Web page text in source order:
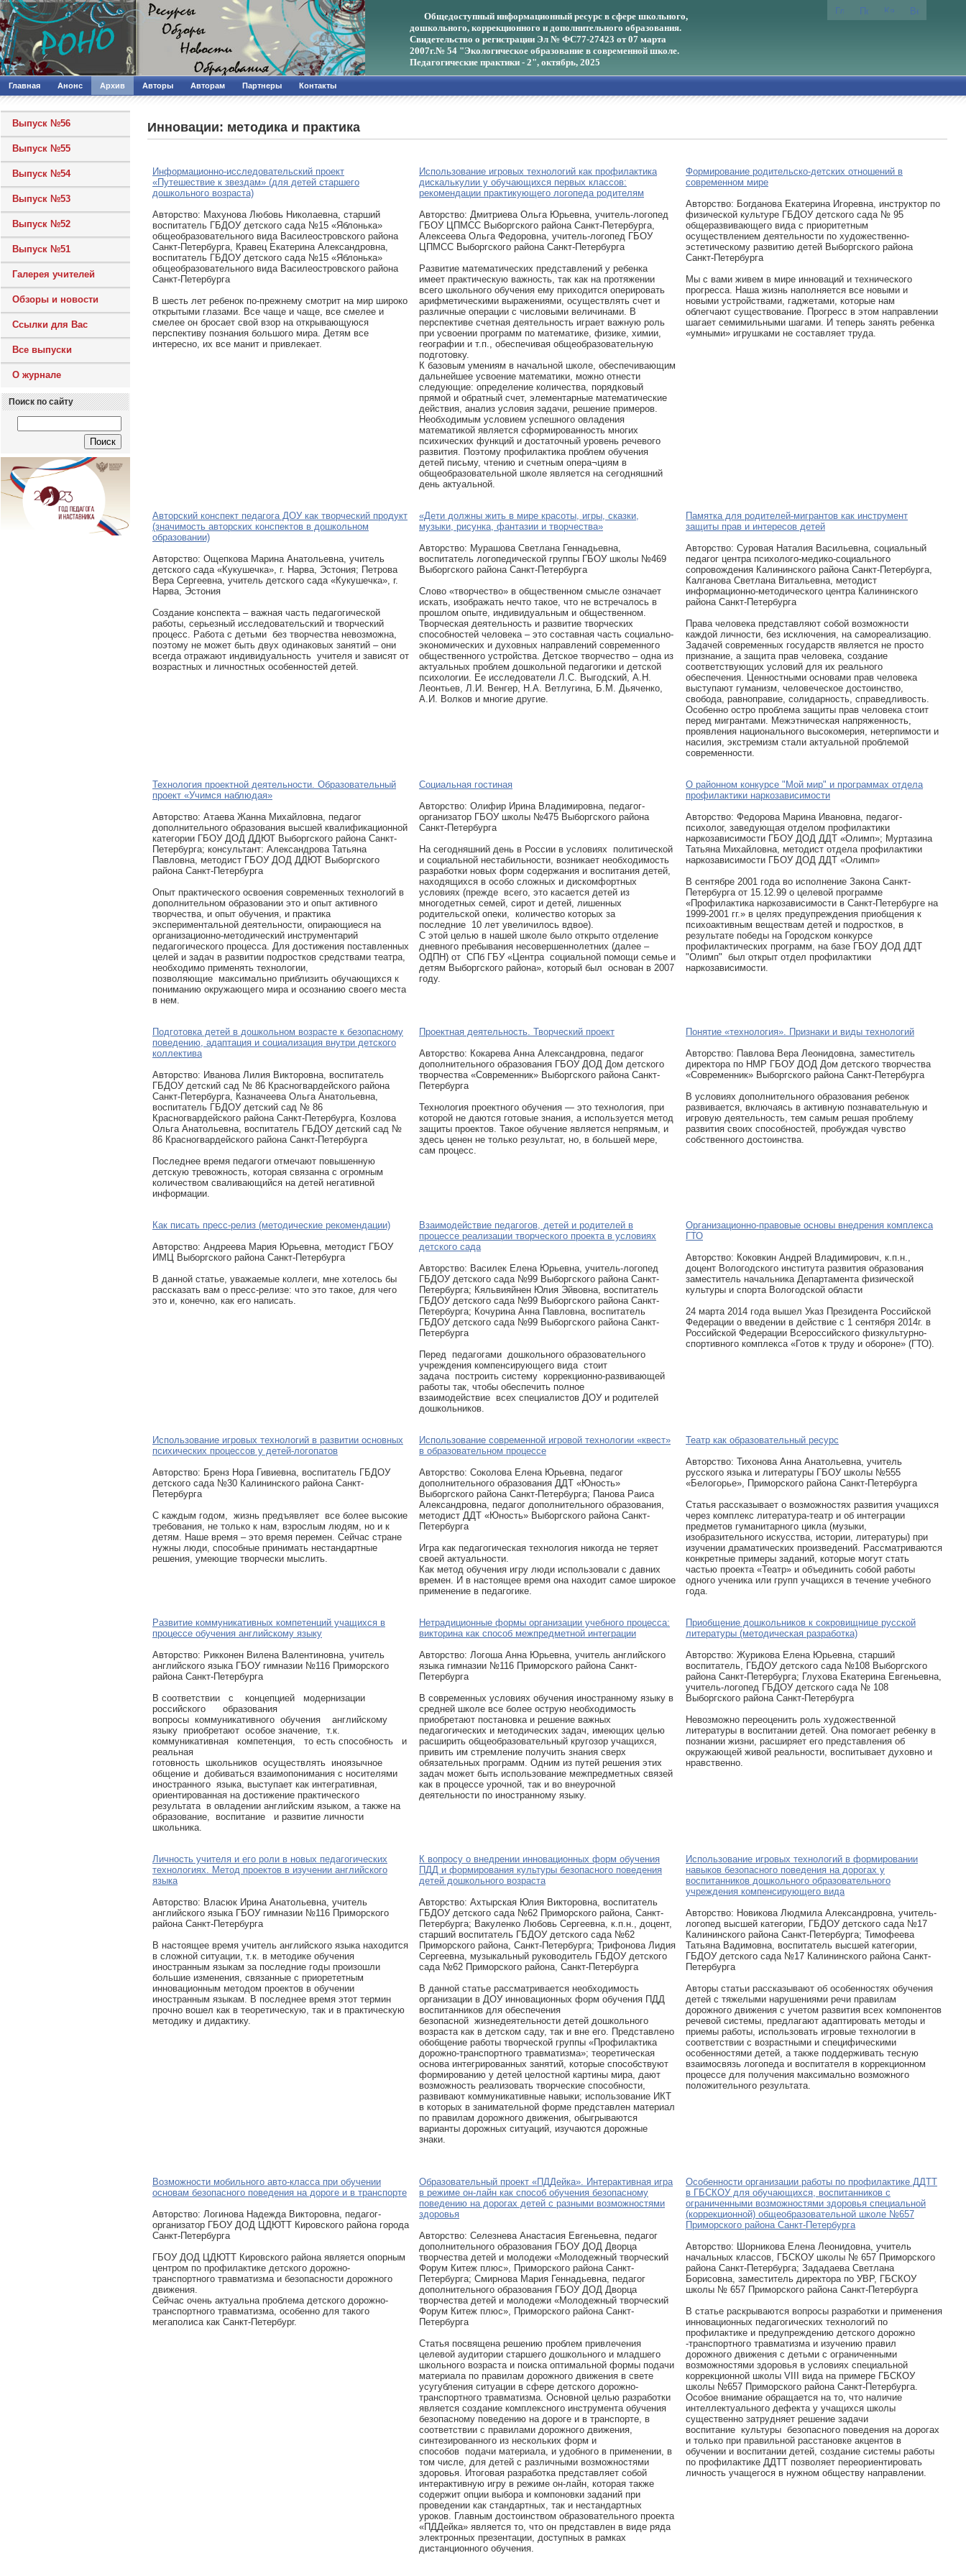
Общедоступный информационный ресурс в сфере школьного,
дошкольного, коррекционного и дополнительного образования.
Свидетельство о регистрации Эл № ФС77-27423 от 07 марта
2007г.№ 54 "Экологическое образование в современной школе.
Педагогические практики - 2", октябрь, 2025
Главная Анонс Архив Авторы Авторам Партнеры Контакты
Выпуск №56
Выпуск №55
Выпуск №54
Выпуск №53
Выпуск №52
Выпуск №51
Галерея учителей
Обзоры и новости
Ссылки для Вас
Все выпуски
О журнале
Поиск по сайту
Инновации: методика и практика
Информационно-исследовательский проект
«Путешествие к звездам» (для детей старшего
дошкольного возраста)
Авторcтво: Махунова Любовь Николаевна, старший
воспитатель ГБДОУ детского сада №15 «Яблонька»
общеобразовательного вида Василеостровского района
Санкт-Петербурга, Кравец Екатерина Александровна,
воспитатель ГБДОУ детского сада №15 «Яблонька»
общеобразовательного вида Василеостровского района
Санкт-Петербурга
В шесть лет ребенок по-прежнему смотрит на мир широко
открытыми глазами. Все чаще и чаще, все смелее и
смелее он бросает свой взор на открывающуюся
перспективу познания большого мира. Детям все
интересно, их все манит и привлекает.
Использование игровых технологий как профилактика
дискалькулии у обучающихся первых классов:
рекомендации практикующего логопеда родителям
Авторcтво: Дмитриева Ольга Юрьевна, учитель-логопед
ГБОУ ЦПМСС Выборгского района Санкт-Петербурга,
Алексеева Ольга Федоровна, учитель-логопед ГБОУ
ЦПМСС Выборгского района Санкт-Петербурга
Развитие математических представлений у ребенка
имеет практическую важность, так как на протяжении
всего школьного обучения ему приходится оперировать
арифметическими выражениями, осуществлять счет и
различные операции с числовыми величинами. В
перспективе счетная деятельность играет важную роль
при усвоении программ по математике, физике, химии,
географии и т.п., обеспечивая общеобразовательную
подготовку.
К базовым умениям в начальной школе, обеспечивающим
дальнейшее усвоение математики, можно отнести
следующие: определение количества, порядковый
прямой и обратный счет, элементарные математические
действия, анализ условия задачи, решение примеров.
Необходимым условием успешного овладения
математикой является сформированность многих
психических функций и достаточный уровень речевого
развития. Поэтому профилактика проблем обучения
детей письму, чтению и счетным опера¬циям в
общеобразовательной школе является на сегодняшний
день актуальной.
Формирование родительско-детских отношений в
современном мире
Авторcтво: Богданова Екатерина Игоревна, инструктор по
физической культуре ГБДОУ детского сада № 95
общеразвивающего вида с приоритетным
осуществлением деятельности по художественно-
эстетическому развитию детей Выборгского района
Санкт-Петербурга
Мы с вами живем в мире инноваций и технического
прогресса. Наша жизнь наполняется все новыми и
новыми устройствами, гаджетами, которые нам
облегчают существование. Прогресс в этом направлении
шагает семимильными шагами. И теперь занять ребенка
«умными» игрушками не составляет труда.
Авторский конспект педагога ДОУ как творческий продукт
(значимость авторских конспектов в дошкольном
образовании)
Авторcтво: Ощепкова Марина Анатольевна, учитель
детского сада «Кукушечка», г. Нарва, Эстония; Петрова
Вера Сергеевна, учитель детского сада «Кукушечка», г.
Нарва, Эстония
Создание конспекта – важная часть педагогической
работы, серьезный исследовательский и творческий
процесс. Работа с детьми без творчества невозможна,
поэтому не может быть двух одинаковых занятий – они
всегда отражают индивидуальность учителя и зависят от
возрастных и личностных особенностей детей.
«Дети должны жить в мире красоты, игры, сказки,
музыки, рисунка, фантазии и творчества»
Авторcтво: Мурашова Светлана Геннадьевна,
воспитатель логопедической группы ГБОУ школы №469
Выборгского района Санкт-Петербурга
Слово «творчество» в общественном смысле означает
искать, изображать нечто такое, что не встречалось в
прошлом опыте, индивидуальным и общественном.
Творческая деятельность и развитие творческих
способностей человека – это составная часть социально-
экономических и духовных направлений современного
общественного устройства. Детское творчество – одна из
актуальных проблем дошкольной педагогики и детской
психологии. Ее исследователи Л.С. Выгодский, А.Н.
Леонтьев, Л.И. Венгер, Н.А. Ветлугина, Б.М. Дьяченко,
А.И. Волков и многие другие.
Памятка для родителей-мигрантов как инструмент
защиты прав и интересов детей
Авторcтво: Суровая Наталия Васильевна, социальный
педагог центра психолого-медико-социального
сопровождения Калининского района Санкт-Петербурга,
Калганова Светлана Витальевна, методист
информационно-методического центра Калининского
района Санкт-Петербурга
Права человека представляют собой возможности
каждой личности, без исключения, на самореализацию.
Задачей современных государств является не просто
признание, а защита прав человека, создание
соответствующих условий для их реального
обеспечения. Ценностными основами прав человека
выступают гуманизм, человеческое достоинство,
свобода, равноправие, солидарность, справедливость.
Особенно остро проблема защиты прав человека стоит
перед мигрантами. Межэтническая напряженность,
проявления национального высокомерия, нетерпимости и
насилия, экстремизм стали актуальной проблемой
современности.
Технология проектной деятельности. Образовательный
проект «Учимся наблюдая»
Авторcтво: Атаева Жанна Михайловна, педагог
дополнительного образования высшей квалификационной
категории ГБОУ ДОД ДДЮТ Выборгского района Санкт-
Петербурга; консультант: Александрова Татьяна
Павловна, методист ГБОУ ДОД ДДЮТ Выборгского
района Санкт-Петербурга
Опыт практического освоения современных технологий в
дополнительном образовании это и опыт активного
творчества, и опыт обучения, и практика
экспериментальной деятельности, опирающиеся на
организационно-методический инструментарий
педагогического процесса. Для достижения поставленных
целей и задач в развитии подростков средствами театра,
необходимо применять технологии,
позволяющие максимально приблизить обучающихся к
пониманию окружающего мира и осознанию своего места
в нем.
Социальная гостиная
Авторcтво: Олифир Ирина Владимировна, педагог-
организатор ГБОУ школы №475 Выборгского района
Санкт-Петербурга
На сегодняшний день в России в условиях политической
и социальной нестабильности, возникает необходимость
разработки новых форм содержания и воспитания детей,
находящихся в особо сложных и дискомфортных
условиях (прежде всего, это касается детей из
многодетных семей, сирот и детей, лишенных
родительской опеки, количество которых за
последние 10 лет увеличилось вдвое).
С этой целью в нашей школе было открыто отделение
дневного пребывания несовершеннолетних (далее –
ОДПН) от СПб ГБУ «Центра социальной помощи семье и
детям Выборгского района», который был основан в 2007
году.
О районном конкурсе "Мой мир" и программах отдела
профилактики наркозависимости
Авторcтво: Федорова Марина Ивановна, педагог-
психолог, заведующая отделом профилактики
наркозависимости ГБОУ ДОД ДДТ «Олимп»; Муртазина
Татьяна Михайловна, методист отдела профилактики
наркозависимости ГБОУ ДОД ДДТ «Олимп»
В сентябре 2001 года во исполнение Закона Санкт-
Петербурга от 15.12.99 о целевой программе
«Профилактика наркозависимости в Санкт-Петербурге на
1999-2001 гг.» в целях предупреждения приобщения к
психоактивным веществам детей и подростков, в
результате победы на Городском конкурсе
профилактических программ, на базе ГБОУ ДОД ДДТ
"Олимп" был открыт отдел профилактики
наркозависимости.
Подготовка детей в дошкольном возрасте к безопасному
поведению, адаптация и социализация внутри детского
коллектива
Авторcтво: Иванова Лилия Викторовна, воспитатель
ГБДОУ детский сад № 86 Красногвардейского района
Санкт-Петербурга, Казначеева Ольга Анатольевна,
воспитатель ГБДОУ детский сад № 86
Красногвардейского района Санкт-Петербурга, Козлова
Ольга Анатольевна, воспитатель ГБДОУ детский сад №
86 Красногвардейского района Санкт-Петербурга
Последнее время педагоги отмечают повышенную
детскую тревожность, которая связанна с огромным
количеством сваливающийся на детей негативной
информации.
Проектная деятельность. Творческий проект
Авторcтво: Кокарева Анна Александровна, педагог
дополнительного образования ГБОУ ДОД Дом детского
творчества «Современник» Выборгского района Санкт-
Петербурга
Технология проектного обучения — это технология, при
которой не даются готовые знания, а используется метод
защиты проектов. Такое обучение является непрямым, и
здесь ценен не только результат, но, в большей мере,
сам процесс.
Понятие «технология». Признаки и виды технологий
Авторcтво: Павлова Вера Леонидовна, заместитель
директора по НМР ГБОУ ДОД Дом детского творчества
«Современник» Выборгского района Санкт-Петербурга
В условиях дополнительного образования ребенок
развивается, включаясь в активную познавательную и
игровую деятельность, тем самым решая проблему
развития своих способностей, пробуждая чувство
собственного достоинства.
Как писать пресс-релиз (методические рекомендации)
Авторcтво: Андреева Мария Юрьевна, методист ГБОУ
ИМЦ Выборгского района Санкт-Петербурга
В данной статье, уважаемые коллеги, мне хотелось бы
рассказать вам о пресс-релизе: что это такое, для чего
это и, конечно, как его написать.
Взаимодействие педагогов, детей и родителей в
процессе реализации творческого проекта в условиях
детского сада
Авторcтво: Василек Елена Юрьевна, учитель-логопед
ГБДОУ детского сада №99 Выборгского района Санкт-
Петербурга; Кяльвияйнен Юлия Эйвовна, воспитатель
ГБДОУ детского сада №99 Выборгского района Санкт-
Петербурга; Кочурина Анна Павловна, воспитатель
ГБДОУ детского сада №99 Выборгского района Санкт-
Петербурга
Перед педагогами дошкольного образовательного
учреждения компенсирующего вида стоит
задача построить систему коррекционно-развивающей
работы так, чтобы обеспечить полное
взаимодействие всех специалистов ДОУ и родителей
дошкольников.
Организационно-правовые основы внедрения комплекса
ГТО
Авторcтво: Коковкин Андрей Владимирович, к.п.н.,
доцент Вологодского института развития образования
заместитель начальника Департамента физической
культуры и спорта Вологодской области
24 марта 2014 года вышел Указ Президента Российской
Федерации о введении в действие с 1 сентября 2014г. в
Российской Федерации Всероссийского физкультурно-
спортивного комплекса «Готов к труду и обороне» (ГТО).
Использование игровых технологий в развитии основных
психических процессов у детей-логопатов
Авторcтво: Бренз Нора Гивиевна, воспитатель ГБДОУ
детского сада №30 Калининского района Санкт-
Петербурга
С каждым годом, жизнь предъявляет все более высокие
требования, не только к нам, взрослым людям, но и к
детям. Наше время – это время перемен. Сейчас стране
нужны люди, способные принимать нестандартные
решения, умеющие творчески мыслить.
Использование современной игровой технологии «квест»
в образовательном процессе
Авторcтво: Соколова Елена Юрьевна, педагог
дополнительного образования ДДТ «Юность»
Выборгского района Санкт-Петербурга; Панова Раиса
Александровна, педагог дополнительного образования,
методист ДДТ «Юность» Выборгского района Санкт-
Петербурга
Игра как педагогическая технология никогда не теряет
своей актуальности.
Как метод обучения игру люди использовали с давних
времен. И в настоящее время она находит самое широкое
применение в педагогике.
Театр как образовательный ресурс
Авторcтво: Тихонова Анна Анатольевна, учитель
русского языка и литературы ГБОУ школы №555
«Белогорье», Приморского района Санкт-Петербурга
Статья рассказывает о возможностях развития учащихся
через комплекс литература-театр и об интеграции
предметов гуманитарного цикла (музыки,
изобразительного искусства, истории, литературы) при
изучении драматических произведений. Рассматриваются
конкретные примеры заданий, которые могут стать
частью проекта «Театр» и объединить собой работы
одного ученика или групп учащихся в течение учебного
года.
Развитие коммуникативных компетенций учащихся в
процессе обучения английскому языку
Авторcтво: Рикконен Вилена Валентиновна, учитель
английского языка ГБОУ гимназии №116 Приморского
района Санкт-Петербурга
В соответствии с концепцией модернизации
российского образования
вопросы коммуникативного обучения английскому
языку приобретают особое значение, т.к.
коммуникативная компетенция, то есть способность и
реальная
готовность школьников осуществлять иноязычное
общение и добиваться взаимопонимания с носителями
иностранного языка, выступает как интегративная,
ориентированная на достижение практического
результата в овладении английским языком, а также на
образование, воспитание и развитие личности
школьника.
Нетрадиционные формы организации учебного процесса:
викторина как способ межпредметной интеграции
Авторcтво: Логоша Анна Юрьевна, учитель английского
языка гимназии №116 Приморского района Санкт-
Петербурга
В современных условиях обучения иностранному языку в
средней школе все более острую необходимость
приобретают постановка и решение важных
педагогических и методических задач, имеющих целью
расширить общеобразовательный кругозор учащихся,
привить им стремление получить знания сверх
обязательных программ. Одним из путей решения этих
задач может быть использование межпредметных связей
как в процессе урочной, так и во внеурочной
деятельности по иностранному языку.
Приобщение дошкольников к сокровищнице русской
литературы (методическая разработка)
Авторcтво: Журикова Елена Юрьевна, старший
воспитатель, ГБДОУ детского сада №108 Выборгского
района Санкт-Петербурга; Глухова Екатерина Евгеньевна,
учитель-логопед ГБДОУ детского сада № 108
Выборгского района Санкт-Петербурга
Невозможно переоценить роль художественной
литературы в воспитании детей. Она помогает ребенку в
познании жизни, расширяет его представления об
окружающей живой реальности, воспитывает духовно и
нравственно.
Личность учителя и его роли в новых педагогических
технологиях. Метод проектов в изучении английского
языка
Авторcтво: Власюк Ирина Анатольевна, учитель
английского языка ГБОУ гимназии №116 Приморского
района Санкт-Петербурга
В настоящее время учитель английского языка находится
в сложной ситуации, т.к. в методике обучения
иностранным языкам за последние годы произошли
большие изменения, связанные с приорететным
инновационным методом проектов в обучении
иностранным языкам. В последнее время этот термин
прочно вошел как в теоретическую, так и в практическую
методику и дидактику.
К вопросу о внедрении инновационных форм обучения
ПДД и формирования культуры безопасного поведения
детей дошкольного возраста
Авторcтво: Ахтырская Юлия Викторовна, воспитатель
ГБДОУ детского сада №62 Приморского района, Санкт-
Петербурга; Вакуленко Любовь Сергеевна, к.п.н., доцент,
старший воспитатель ГБДОУ детского сада №62
Приморского района, Санкт-Петербурга; Трифонова Лидия
Сергеевна, музыкальный руководитель ГБДОУ детского
сада №62 Приморского района, Санкт-Петербурга
В данной статье рассматривается необходимость
организации в ДОУ инновационных форм обучения ПДД
воспитанников для обеспечения
безопасной жизнедеятельности детей дошкольного
возраста как в детском саду, так и вне его. Представлено
обобщение работы творческой группы «Профилактика
дорожно-транспортного травматизма»; теоретическая
основа интегрированных занятий, которые способствуют
формированию у детей целостной картины мира, дают
возможность реализовать творческие способности,
развивают коммуникативные навыки; использование ИКТ
в которых в занимательной форме представлен материал
по правилам дорожного движения, обыгрываются
варианты дорожных ситуаций, изучаются дорожные
знаки.
Использование игровых технологий в формировании
навыков безопасного поведения на дорогах у
воспитанников дошкольного образовательного
учреждения компенсирующего вида
Авторcтво: Новикова Людмила Александровна, учитель-
логопед высшей категории, ГБДОУ детского сада №17
Калининского района Санкт-Петербурга; Тимофеева
Татьяна Вадимовна, воспитатель высшей категории,
ГБДОУ детского сада №17 Калининского района Санкт-
Петербурга
Авторы статьи рассказывают об особенностях обучения
детей с тяжелыми нарушениями речи правилам
дорожного движения с учетом развития всех компонентов
речевой системы, предлагают адаптировать методы и
приемы работы, использовать игровые технологии в
соответствии с возрастными и специфическими
особенностями детей, а также поддерживать тесную
взаимосвязь логопеда и воспитателя в коррекционном
процессе для получения максимально возможного
положительного результата.
Возможности мобильного авто-класса при обучении
основам безопасного поведения на дороге и в транспорте
Авторcтво: Логинова Надежда Викторовна, педагог-
организатор ГБОУ ДОД ЦДЮТТ Кировского района города
Санкт-Петербурга
ГБОУ ДОД ЦДЮТТ Кировского района является опорным
центром по профилактике детского дорожно-
транспортного травматизма и безопасности дорожного
движения.
Сейчас очень актуальна проблема детского дорожно-
транспортного травматизма, особенно для такого
мегаполиса как Санкт-Петербург.
Образовательный проект «ПДДейка». Интерактивная игра
в режиме он-лайн как способ обучения безопасному
поведению на дорогах детей с разными возможностями
здоровья
Авторcтво: Селезнева Анастасия Евгеньевна, педагог
дополнительного образования ГБОУ ДОД Дворца
творчества детей и молодежи «Молодежный творческий
Форум Китеж плюс», Приморского района Санкт-
Петербурга; Смирнова Мария Геннадьевна, педагог
дополнительного образования ГБОУ ДОД Дворца
творчества детей и молодежи «Молодежный творческий
Форум Китеж плюс», Приморского района Санкт-
Петербурга
Статья посвящена решению проблем привлечения
целевой аудитории старшего дошкольного и младшего
школьного возраста и поиска оптимальной формы подачи
материала по правилам дорожного движения в свете
усугубления ситуации в сфере детского дорожно-
транспортного травматизма. Основной целью разработки
является создание комплексного инструмента обучения
безопасному поведению на дороге и в транспорте, в
соответствии с правилами дорожного движения,
синтезированного из нескольких форм и
способов подачи материала, и удобного в применении, в
том числе, для детей с различными возможностями
здоровья. Итоговая разработка представляет собой
интерактивную игру в режиме он-лайн, которая также
содержит опции выбора и компоновки заданий при
проведении как стандартных, так и нестандартных
уроков. Главным достоинством образовательного проекта
«ПДДейка» является то, что он представлен в виде ряда
электронных презентации, доступных в рамках
дистанционного обучения.
Особенности организации работы по профилактике ДДТТ
в ГБСКОУ для обучающихся, воспитанников с
ограниченными возможностями здоровья специальной
(коррекционной) общеобразовательной школе №657
Приморского района Санкт-Петербурга
Авторcтво: Шорникова Елена Леонидовна, учитель
начальных классов, ГБСКОУ школы № 657 Приморского
района Санкт-Петербурга; Зададаева Светлана
Борисовна, заместитель директора по УВР, ГБСКОУ
школы № 657 Приморского района Санкт-Петербурга
В статье раскрываются вопросы разработки и применения
инновационных педагогических технологий по
профилактике и предупреждению детского дорожно
-транспортного травматизма и изучению правил
дорожного движения с детьми с ограниченными
возможностями здоровья в условиях специальной
коррекционной школы VIII вида на примере ГБСКОУ
школы №657 Приморского района Санкт-Петербурга.
Особое внимание обращается на то, что наличие
интеллектуального дефекта у учащихся школы
существенно затрудняет решение задачи
воспитание культуры безопасного поведения на дорогах
и только при правильной расстановке акцентов в
обучении и воспитании детей, создание системы работы
по профилактике ДДТТ позволяет переориентировать
личность учащегося в нужном обществу направлении.